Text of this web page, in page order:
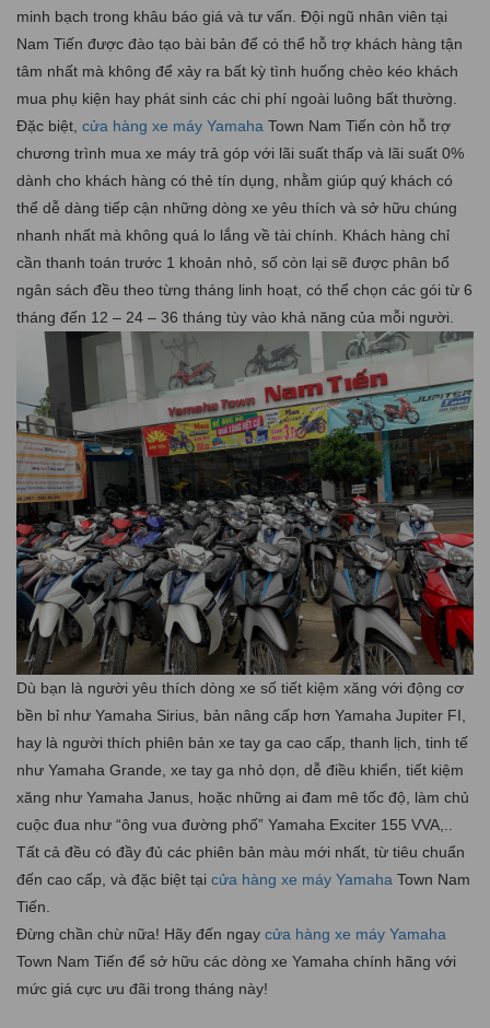
minh bạch trong khâu báo giá và tư vấn. Đội ngũ nhân viên tại
Nam Tiến được đào tạo bài bản để có thể hỗ trợ khách hàng tận
tâm nhất mà không để xảy ra bất kỳ tình huống chèo kéo khách
mua phụ kiện hay phát sinh các chi phí ngoài luông bất thường.
Đặc biệt, cửa hàng xe máy Yamaha Town Nam Tiến còn hỗ trợ
chương trình mua xe máy trả góp với lãi suất thấp và lãi suất 0%
dành cho khách hàng có thẻ tín dụng, nhằm giúp quý khách có
thể dễ dàng tiếp cận những dòng xe yêu thích và sở hữu chúng
nhanh nhất mà không quá lo lắng về tài chính. Khách hàng chỉ
cần thanh toán trước 1 khoản nhỏ, số còn lại sẽ được phân bổ
ngân sách đều theo từng tháng linh hoạt, có thể chọn các gói từ 6
tháng đến 12 – 24 – 36 tháng tùy vào khả năng của mỗi người.
Dù bạn là người yêu thích dòng xe số tiết kiệm xăng với động cơ
bền bỉ như Yamaha Sirius, bản nâng cấp hơn Yamaha Jupiter FI,
hay là người thích phiên bản xe tay ga cao cấp, thanh lịch, tinh tế
như Yamaha Grande, xe tay ga nhỏ dọn, dễ điều khiển, tiết kiệm
xăng như Yamaha Janus, hoặc những ai đam mê tốc độ, làm chủ
cuộc đua như “ông vua đường phố” Yamaha Exciter 155 VVA,..
Tất cả đều có đầy đủ các phiên bản màu mới nhất, từ tiêu chuẩn
đến cao cấp, và đặc biệt tại cửa hàng xe máy Yamaha Town Nam
Tiến.
Đừng chần chừ nữa! Hãy đến ngay cửa hàng xe máy Yamaha
Town Nam Tiến để sở hữu các dòng xe Yamaha chính hãng với
mức giá cực ưu đãi trong tháng này!